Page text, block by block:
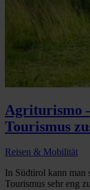
Agriturismo
Tourismus
Reisen & Mobilität
In Südtirol kann man
Tourismus sehr eng